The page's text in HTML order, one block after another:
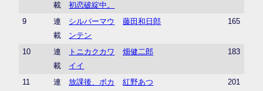
載
初恋破綻中。
9
連
載
シルバーマウ
ンテン
藤田和日郎 165
10
連
載
トニカクカワ
イイ
畑健二郎 183
11
連
放課後、ボカ
紅野あつ 201